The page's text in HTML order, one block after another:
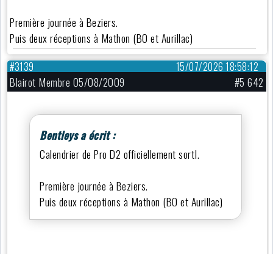
Première journée à Beziers.
Puis deux réceptions à Mathon (BO et Aurillac)
15/07/2026 18:58:12
#3139
Blairot Membre 05/08/2009 #5 642
Bentleys a écrit :
Calendrier de Pro D2 officiellement sortI.
Première journée à Beziers.
Puis deux réceptions à Mathon (BO et Aurillac)